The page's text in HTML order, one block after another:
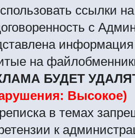
ссылки
с
на
БУДЕТ
Высокое)
в темах
к